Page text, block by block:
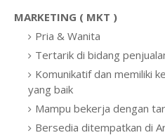
MARKETING ( MKT )
Pria & Wanita
Tertarik di bidang
Komunikatif dan memiliki
yang baik
Mampu bekerja dengan
Bersedia ditempatkan di